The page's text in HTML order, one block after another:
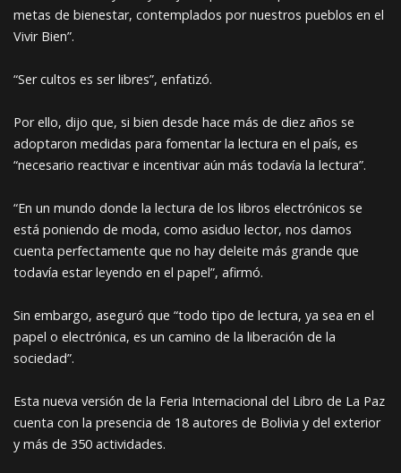
metas de bienestar, contemplados por nuestros pueblos en el
Vivir Bien”.
“Ser cultos es ser libres”, enfatizó.
Por ello, dijo que, si bien desde hace más de diez años se
adoptaron medidas para fomentar la lectura en el país, es
“necesario reactivar e incentivar aún más todavía la lectura”.
“En un mundo donde la lectura de los libros electrónicos se
está poniendo de moda, como asiduo lector, nos damos
cuenta perfectamente que no hay deleite más grande que
todavía estar leyendo en el papel”, afirmó.
Sin embargo, aseguró que “todo tipo de lectura, ya sea en el
papel o electrónica, es un camino de la liberación de la
sociedad”.
Esta nueva versión de la Feria Internacional del Libro de La Paz
cuenta con la presencia de 18 autores de Bolivia y del exterior
y más de 350 actividades.